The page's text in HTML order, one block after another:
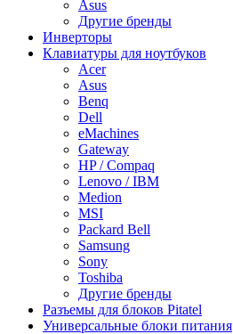
Asus
Другие бренды
Инверторы
Клавиатуры для ноутбуков
Acer
Asus
Benq
Dell
eMachines
Gateway
HP / Compaq
Lenovo / IBM
Medion
MSI
Packard Bell
Samsung
Sony
Toshiba
Другие бренды
Разъемы для блоков Pitatel
Универсальные блоки питания